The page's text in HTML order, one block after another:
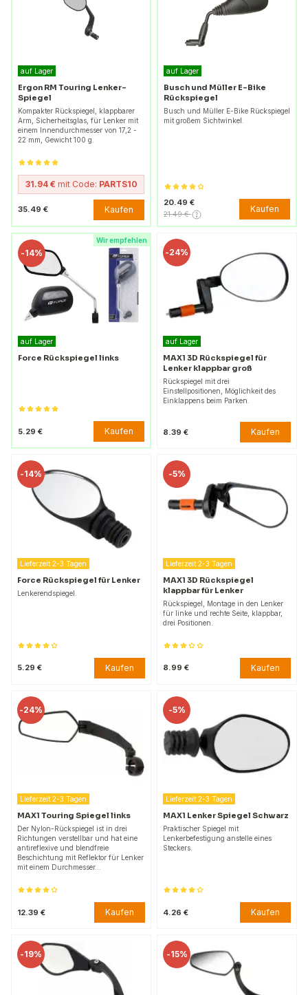
auf Lager
Ergon RM Touring Lenker-
Spiegel
Kompakter Rückspiegel, klappbarer
Arm, Sicherheitsglas, für Lenker mit
einem Innendurchmesser von 17,2 -
22 mm, Gewicht 100 g.
31.94 € mit Code: PARTS10
35.49 € Kaufen
auf Lager
Busch und Müller E-Bike
Rückspiegel
Busch und Müller E-Bike Rückspiegel
mit großem Sichtwinkel.
20.49 €
21.49 € Kaufen
Wir empfehlen
-14%
auf Lager
Force Rückspiegel links
5.29 € Kaufen
-24%
auf Lager
MAX1 3D Rückspiegel für
Lenker klappbar groß
Rückspiegel mit drei
Einstellpositionen, Möglichkeit des
Einklappens beim Parken.
8.39 € Kaufen
-14%
Lieferzeit 2-3 Tagen
Force Rückspiegel für Lenker
Lenkerendspiegel.
5.29 € Kaufen
-5%
Lieferzeit 2-3 Tagen
MAX1 3D Rückspiegel
klappbar für Lenker
Rückspiegel, Montage in den Lenker
für linke und rechte Seite, klappbar,
drei Positionen.
8.99 € Kaufen
-24%
Lieferzeit 2-3 Tagen
MAX1 Touring Spiegel links
Der Nylon-Rückspiegel ist in drei
Richtungen verstellbar und hat eine
antireflexive und blendfreie
Beschichtung mit Reflektor für Lenker
mit einem Durchmesser…
12.39 € Kaufen
-5%
Lieferzeit 2-3 Tagen
MAX1 Lenker Spiegel Schwarz
Praktischer Spiegel mit
Lenkerbefestigung anstelle eines
Steckers.
4.26 € Kaufen
-19% -15%